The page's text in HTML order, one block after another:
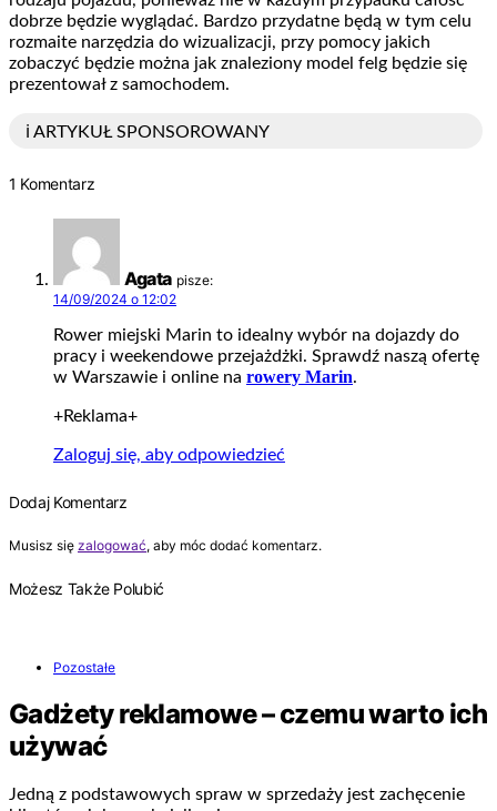
dobrze będzie wyglądać. Bardzo przydatne będą w tym celu
rozmaite narzędzia do wizualizacji, przy pomocy jakich
zobaczyć będzie można jak znaleziony model felg będzie się
prezentował z samochodem.
ℹ️ ARTYKUŁ SPONSOROWANY
1 Komentarz
Agata pisze:
14/09/2024 o 12:02
Rower miejski Marin to idealny wybór na dojazdy do
pracy i weekendowe przejażdżki. Sprawdź naszą ofertę
w Warszawie i online na rowery Marin.
+Reklama+
Zaloguj się, aby odpowiedzieć
Dodaj Komentarz
Musisz się zalogować, aby móc dodać komentarz.
Możesz Także Polubić
Pozostałe
Gadżety reklamowe – czemu warto ich
używać
Jedną z podstawowych spraw w sprzedaży jest zachęcenie